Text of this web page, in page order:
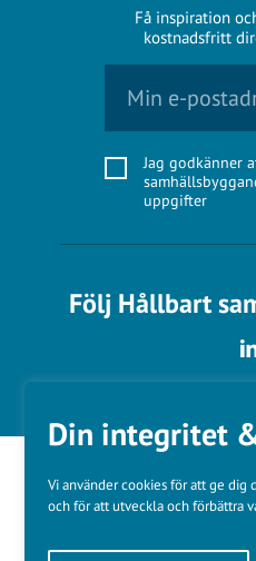
Din integritet
Vi använder cookies för att ge dig
och för att utveckla och förbättra
Få inspiration
kostnadsfritt
Jag godkänner
uppgifter
Följ Hållbart